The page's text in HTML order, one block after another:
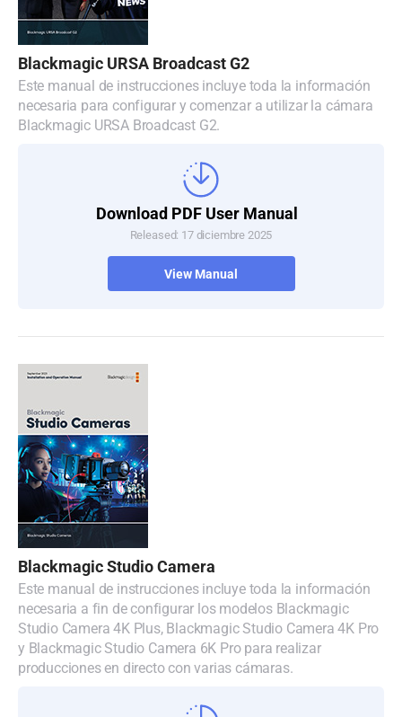
Blackmagic URSA Broadcast G2
Este manual de instrucciones incluye toda la información
necesaria para configurar y comenzar a utilizar la cámara
Blackmagic URSA Broadcast G2.
Download PDF User Manual
Released: 17 diciembre 2025
View Manual
Blackmagic Studio Camera
Este manual de instrucciones incluye toda la información
necesaria a fin de configurar los modelos Blackmagic
Studio Camera 4K Plus, Blackmagic Studio Camera 4K Pro
y Blackmagic Studio Camera 6K Pro para realizar
producciones en directo con varias cámaras.